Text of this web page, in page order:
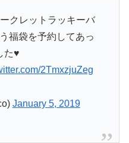
クレットラッキーバ
福袋を予約してあっ
た♥️
2TmxzjuZeg
January 5, 2019